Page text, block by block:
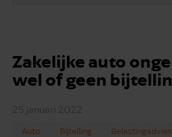
Zakelijke auto
wel of geen
25 januari 2022
Auto Bijtelling Belastingadvies